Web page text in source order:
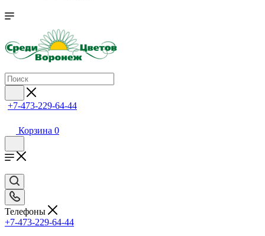
+7-473-229-64-44
Корзина 0
Телефоны
+7-473-229-64-44